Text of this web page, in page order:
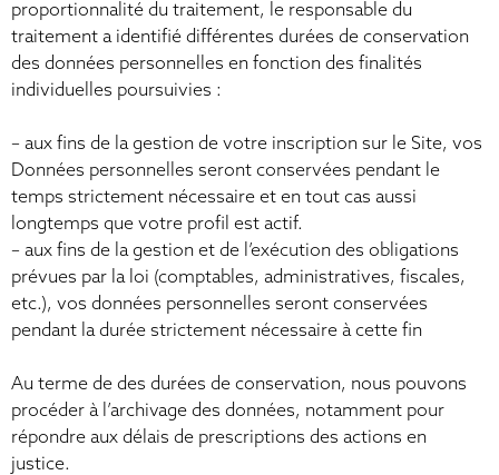
proportionnalité du traitement, le responsable du
traitement a identifié différentes durées de conservation
des données personnelles en fonction des finalités
individuelles poursuivies :
– aux fins de la gestion de votre inscription sur le Site, vos
Données personnelles seront conservées pendant le
temps strictement nécessaire et en tout cas aussi
longtemps que votre profil est actif.
– aux fins de la gestion et de l’exécution des obligations
prévues par la loi (comptables, administratives, fiscales,
etc.), vos données personnelles seront conservées
pendant la durée strictement nécessaire à cette fin
Au terme de des durées de conservation, nous pouvons
procéder à l’archivage des données, notamment pour
répondre aux délais de prescriptions des actions en
justice.